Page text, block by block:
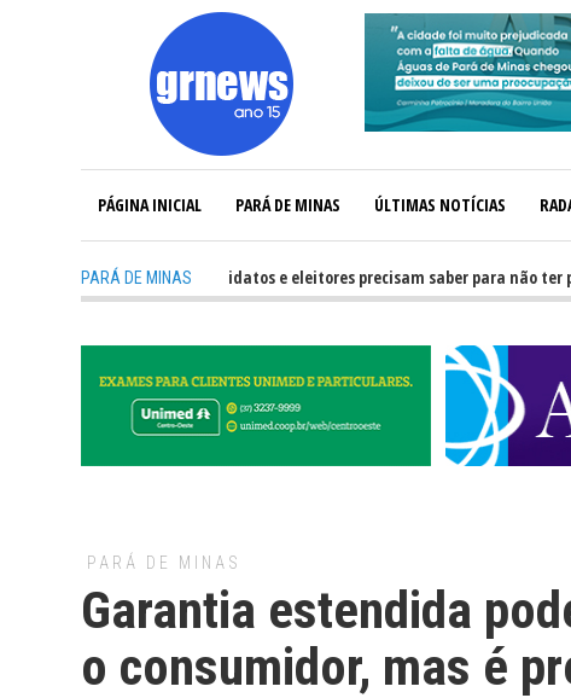
PÁGINA INICIAL PARÁ DE MINAS ÚLTIMAS NOTÍCIAS
PARÁ DE MINAS
GRNEWS TV: O que candidatos e eleitores precisam saber para não ter
PARÁ DE MINAS
Garantia estendida
o consumidor, mas é